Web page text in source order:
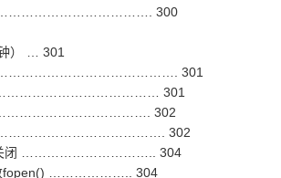
300
） … 301
301
301
………………………………. 302
针 …………………………………. 302
关闭 ………………………….. 304
数fopen() ……………….. 304